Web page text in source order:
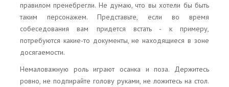
правилом пренебрегли. Не думаю, что вы хотели бы быть
таким персонажем. Представьте, если во время
собеседования вам придется встать - к примеру,
потребуются какие-то документы, не находящиеся в зоне
досягаемости.
Немаловажную роль играют осанка и поза. Держитесь
ровно, не подпирайте голову руками, не ложитесь на стол.